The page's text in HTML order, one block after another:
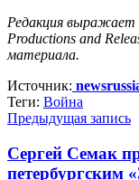
Редакция выражает
Productions and
материала.
Источник:
Теги: Война
Предыдущая запись
Сергей Семак
петербургским